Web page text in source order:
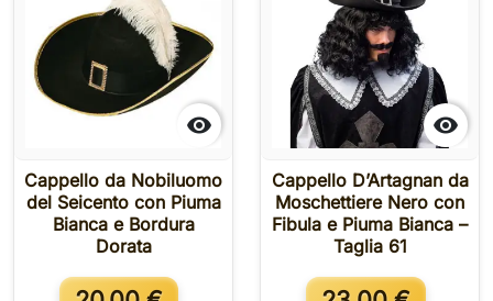

Cappello da Nobiluomo
del Seicento con Piuma
Bianca e Bordura
Dorata

Cappello D’Artagnan da
Moschettiere Nero con
Fibula e Piuma Bianca –
Taglia 61